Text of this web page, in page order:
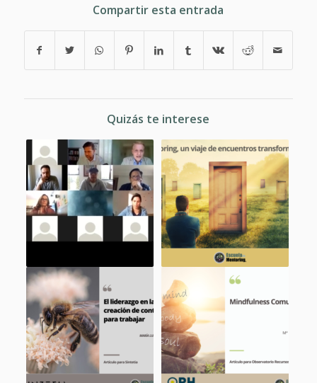
Compartir esta entrada
Quizás te interese